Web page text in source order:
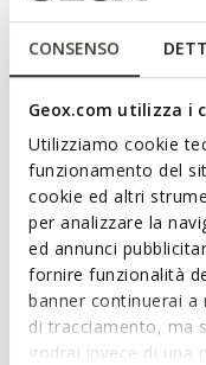
CONSENSO
Geox.com utilizza i
Utilizziamo cookie
funzionamento del
cookie ed altri
per analizzare la
ed annunci
fornire funzionalità
banner continuerai a
di tracciamento, ma
godrai invece di una
Deportiva para niña
la colaboración entre
mezcla el rosa y el lila
Rapunzel en la
Dedicadas a las
están fabricadas en
CÓDIGO DEL
Leer más
Características
Fácil y rápido de